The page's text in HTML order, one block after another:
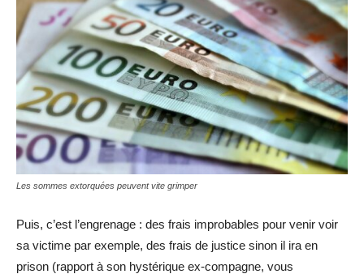
Les sommes extorquées peuvent vite grimper
Puis, c’est l’engrenage : des frais improbables pour venir voir
sa victime par exemple, des frais de justice sinon il ira en
prison (rapport à son hystérique ex-compagne, vous